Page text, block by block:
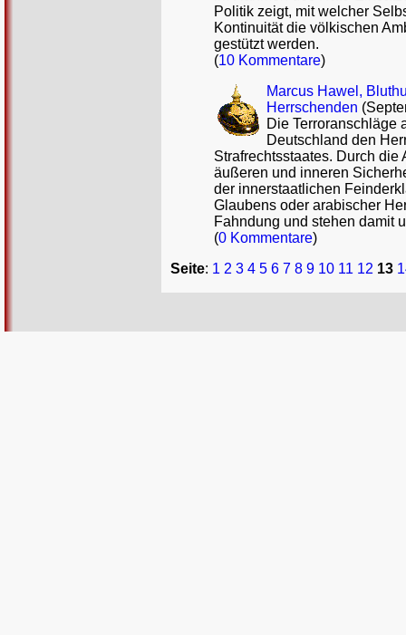
Politik zeigt, mit welcher
Kontinuität die völkischen
gestützt werden.
(10 Kommentare)
Marcus Hawel,
Herrschenden
Die Terroranschläge
Deutschland den
Strafrechtsstaates. Durch
äußeren und inneren
der innerstaatlichen
Glaubens oder arabischer
Fahndung und stehen damit
(0 Kommentare)
Seite: 1 2 3 4 5 6 7 8 9 10 11 12 13